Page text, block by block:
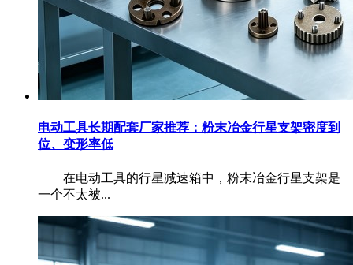
电动工具长期配套厂家推荐：粉末冶金行星支架密度到
位、变形率低
​ 在电动工具的行星减速箱中，粉末冶金行星支架是
一个不太被...